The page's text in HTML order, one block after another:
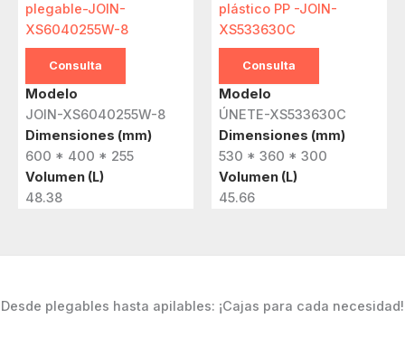
plegable-JOIN-
XS6040255W-8
Consulta
Modelo
JOIN-XS6040255W-8
Dimensiones (mm)
600 * 400 * 255
Volumen (L)
48.38
plástico PP -JOIN-
XS533630C
Consulta
Modelo
ÚNETE-XS533630C
Dimensiones (mm)
530 * 360 * 300
Volumen (L)
45.66
Desde plegables hasta apilables: ¡Cajas para cada necesidad!